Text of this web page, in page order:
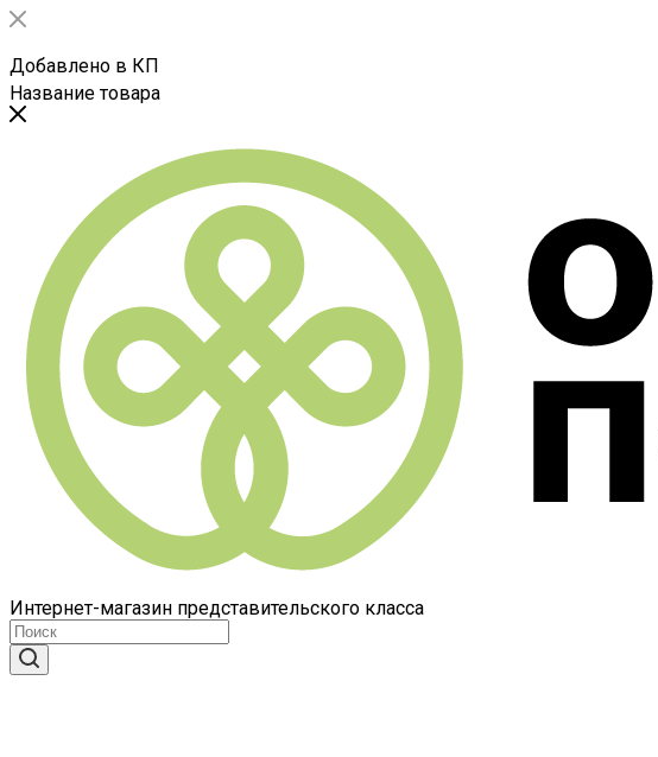
Добавлено в КП
Название товара
Интернет-магазин представительского класса